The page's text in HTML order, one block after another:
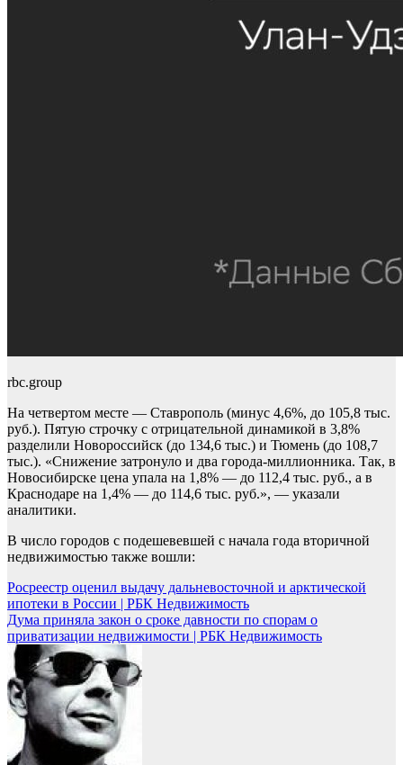
rbc.group
На четвертом месте — Ставрополь (минус 4,6%, до 105,8 тыс.
руб.). Пятую строчку с отрицательной динамикой в 3,8%
разделили Новороссийск (до 134,6 тыс.) и Тюмень (до 108,7
тыс.). «Снижение затронуло и два города-миллионника. Так, в
Новосибирске цена упала на 1,8% — до 112,4 тыс. руб., а в
Краснодаре на 1,4% — до 114,6 тыс. руб.», — указали
аналитики.
В число городов с подешевевшей с начала года вторичной
недвижимостью также вошли:
Навигация
по
записям
Росреестр оценил выдачу дальневосточной и арктической
ипотеки в России | РБК Недвижимость
Дума приняла закон о сроке давности по спорам о
приватизации недвижимости | РБК Недвижимость